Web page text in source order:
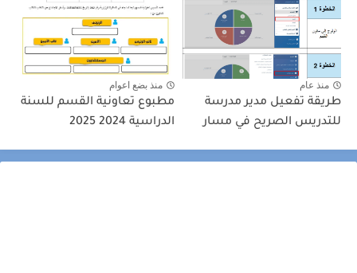
منذ عام
طريقة تفعيل مدير مدرسة
للتدريس الصريح في مسار
منذ بضع اعوام
مطبوع تعاونية القسم للسنة
الدراسية 2024 2025